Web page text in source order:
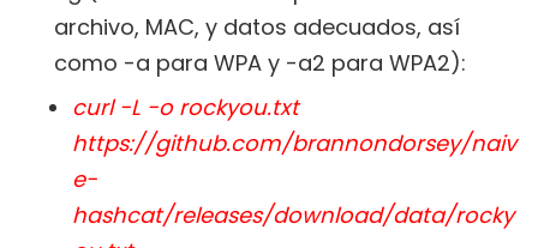
archivo, MAC, y datos adecuados, así
como -a para WPA y -a2 para WPA2):
curl -L -o rockyou.txt
https://github.com/brannondorsey/naiv
e-
hashcat/releases/download/data/rocky